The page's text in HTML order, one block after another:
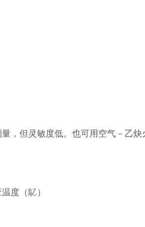
，但灵敏度低。也可用空气－乙炔
（鳦）